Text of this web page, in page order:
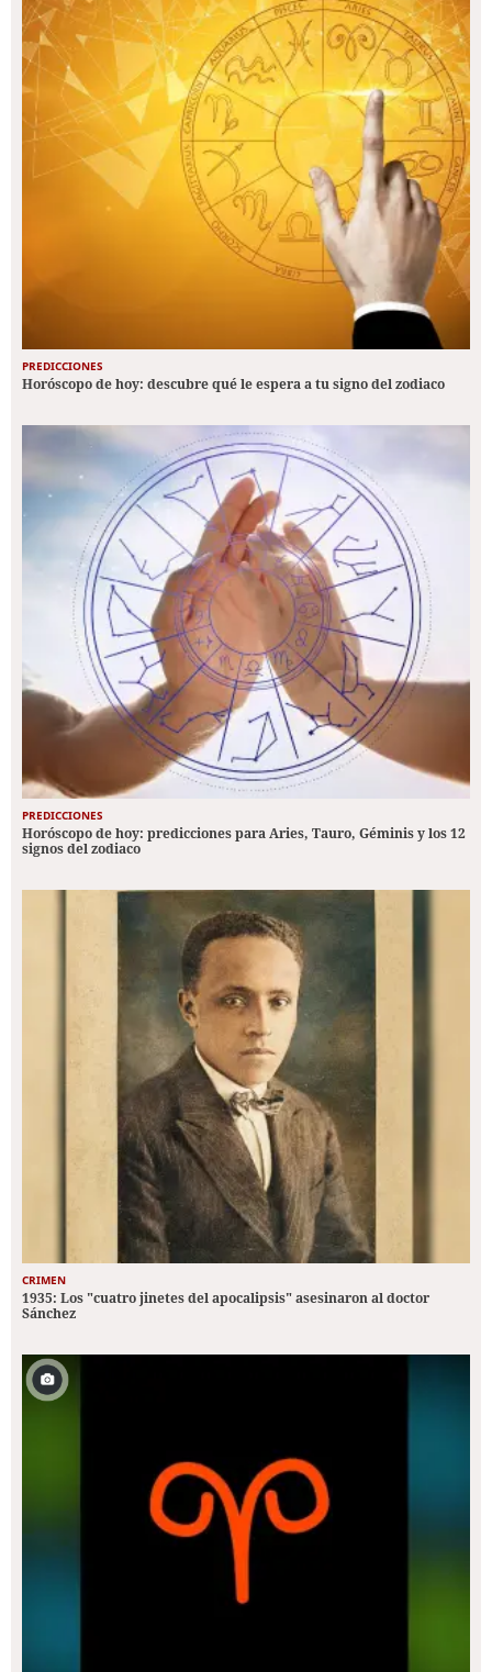
PREDICCIONES
Horóscopo de hoy: descubre qué le espera a tu signo del zodiaco
PREDICCIONES
Horóscopo de hoy: predicciones para Aries, Tauro, Géminis y los 12
signos del zodiaco
CRIMEN
1935: Los "cuatro jinetes del apocalipsis" asesinaron al doctor
Sánchez